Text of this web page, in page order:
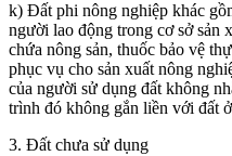
k) Đất phi nông nghiệp khác
người lao động trong cơ sở sản
chứa nông sản, thuốc bảo vệ
phục vụ cho sản xuất nông
của người sử dụng đất không
trình đó không gắn liền với đất
3. Đất chưa sử dụng